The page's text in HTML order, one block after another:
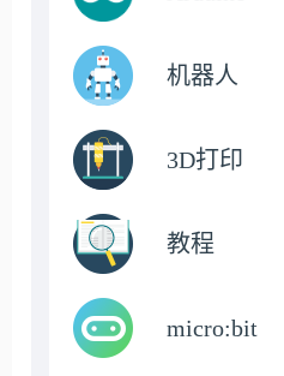
机器人
3D打印
教程
micro:bit